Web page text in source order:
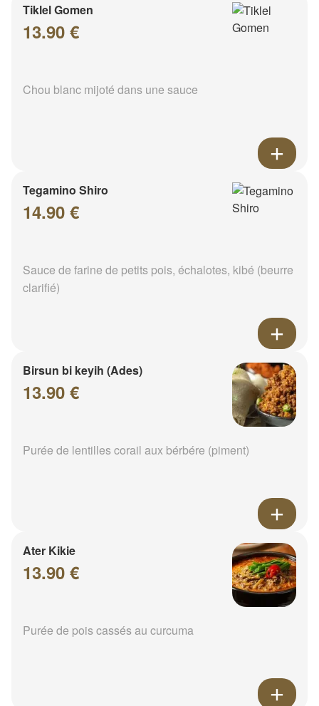
Tiklel Gomen
13.90 €
Chou blanc mijoté dans une sauce
Tegamino Shiro
14.90 €
Sauce de farine de petits pois, échalotes, kibé (beurre
clarifié)
Birsun bi keyih (Ades)
13.90 €
Purée de lentilles corail aux bérbére (piment)
Ater Kikie
13.90 €
Purée de pois cassés au curcuma